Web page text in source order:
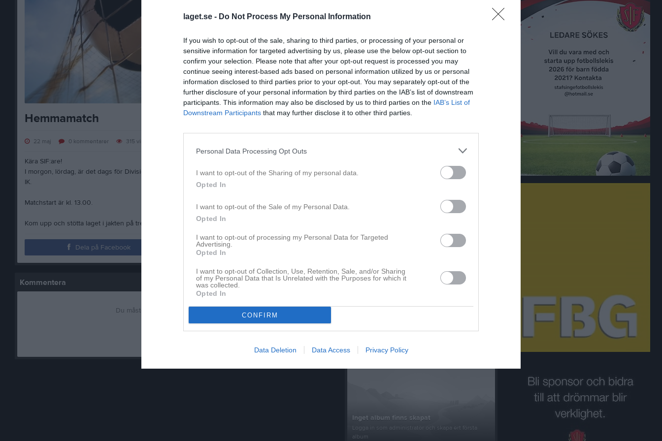
laget.se - Do Not Process My Personal Information
If you wish to opt-out of the sale, sharing to third parties, or processing of your personal or
sensitive information for targeted advertising by us, please use the below opt-out section to
confirm your selection. Please note that after your opt-out request is processed you may
continue seeing interest-based ads based on personal information utilized by us or personal
information disclosed to third parties prior to your opt-out. You may separately opt-out of the
further disclosure of your personal information by third parties on the IAB’s list of downstream
participants. This information may also be disclosed by us to third parties on the IAB’s List of
Downstream Participants that may further disclose it to other third parties.
Personal Data Processing Opt Outs
I want to opt-out of the Sharing of my personal data.
Opted In
I want to opt-out of the Sale of my Personal Data.
Opted In
I want to opt-out of processing my Personal Data for Targeted
Advertising.
Opted In
I want to opt-out of Collection, Use, Retention, Sale, and/or Sharing
of my Personal Data that Is Unrelated with the Purposes for which it
was collected.
Opted In
CONFIRM
Data Deletion Data Access Privacy Policy
Hemmamatch
22 maj 0 kommentarer 315 visningar
Kära SIF:are!
I morgon, lördag, är det dags för Division 3-fotboll på Stafsinge IP när våra herrar tar emot Hittarps
IK.
Matchstart är kl. 13.00.
Kom upp och stötta laget i jakten på tre poäng!
Dela på Facebook
Kommentera
Du måste logga in för att kommentera
Logga in
Nyheter från föreningen
28 jul
STAFSINGE IF TJEJDAG!
Påminnelse EXTRA ÅRSMÖTE
20 jun
EXTRA ÅRSMÖTE
Spelade matcher
Stafsinge IP 1
Senast uppladdade video
Senast uppdaterade album
Inget album finns skapat
Logga in som administratör och skapa ert första
album